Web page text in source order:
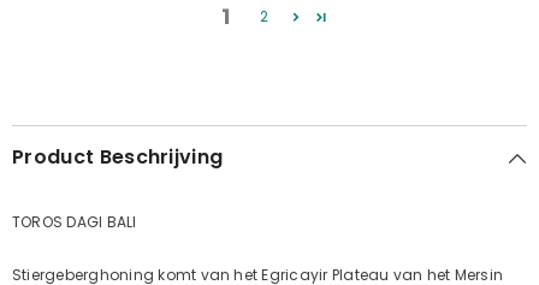
1 2
Product Beschrijving
TOROS DAGI BALI
Stiergeberghoning komt van het Egricayir Plateau van het Mersin